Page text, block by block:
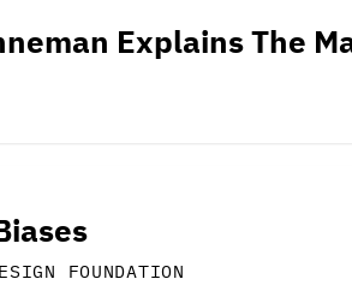
Explains The
FOUNDATION